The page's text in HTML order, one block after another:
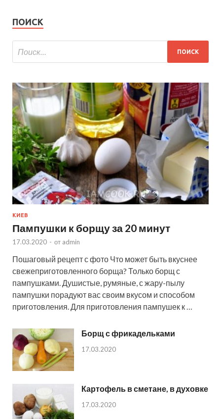
ПОИСК
КИЕВ
Пампушки к борщу за 20 минут
17.03.2020 - от admin
Пошаговый рецепт с фото Что может быть вкуснее
свежеприготовленного борща? Только борщ с
пампушками. Душистые, румяные, с жару-пылу
пампушки порадуют вас своим вкусом и способом
приготовления. Для приготовления пампушек к …
Борщ с фрикадельками
17.03.2020
Картофель в сметане, в духовке
17.03.2020